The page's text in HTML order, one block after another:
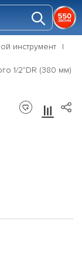
инструмент
1/2”DR (380 мм)